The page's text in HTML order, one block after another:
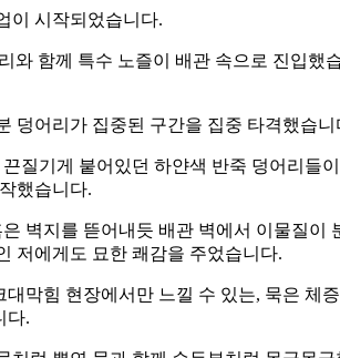
이 시작되었습니다.
와 함께 특수 노즐이 배관 속으로 진입했
덩어리가 집중된 구간을 집중 타격했습니
질기게 붙어있던 하얀색 반죽 덩어리들이
했습니다.
벽지를 뜯어내듯 배관 벽에서 이물질이
저에게도 묘한 쾌감을 주었습니다.
막힘 현장에서만 느낄 수 있는, 묵은 체
다.